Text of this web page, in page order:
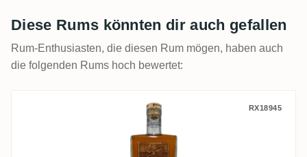
Diese Rums könnten dir auch gefallen
Rum-Enthusiasten, die diesen Rum mögen, haben auch
die folgenden Rums hoch bewertet:
MHOBA WRD 9 (Nectar) 2020 RX18945